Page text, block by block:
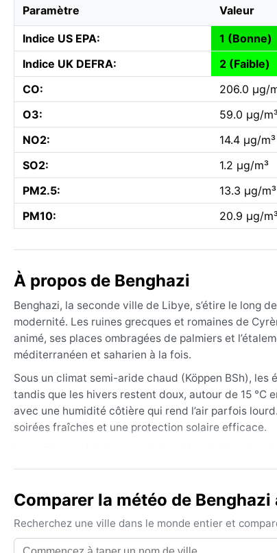
Paramètre Valeur
Indice US EPA:
1 (Bonne)
Indice UK DEFRA:
2 (Faible)
CO:
206.0 µg/
O3:
59.0 µg/
NO2:
14.4 µg/m³
SO2:
1.2 µg/m³
PM2.5:
13.3 µg/m³
PM10:
20.9 µg/
À propos de Benghazi
Benghazi, la seconde ville de Libye, s’étire le long
modernité. Les ruines grecques et romaines de
animé, ses places ombragées de palmiers et
méditerranéen et saharien à la fois.
Sous un climat semi-aride chaud (Köppen BSh),
tandis que les hivers restent doux, autour de 15 °C
avec une humidité côtière qui rend l’air parfois
soirées fraîches et une protection solaire efficace.
incluent le ghibli, un vent chaud et sec chargé de
Comparer la météo de
Recherchez une ville dans le monde entier et